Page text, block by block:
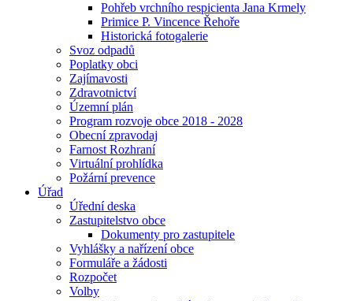
Pohřeb vrchního respicienta Jana Krmely
Primice P. Vincence Řehoře
Historická fotogalerie
Svoz odpadů
Poplatky obci
Zajímavosti
Zdravotnictví
Územní plán
Program rozvoje obce 2018 - 2028
Obecní zpravodaj
Farnost Rozhraní
Virtuální prohlídka
Požární prevence
Úřad
Úřední deska
Zastupitelstvo obce
Dokumenty pro zastupitele
Vyhlášky a nařízení obce
Formuláře a žádosti
Rozpočet
Volby